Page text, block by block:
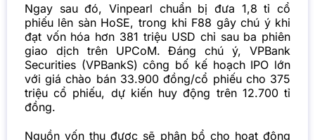
Ngay sau đó, Vinpearl chuẩn bị đưa 1,8 tỉ cổ
phiếu lên sàn HoSE, trong khi F88 gây chú ý khi
đạt vốn hóa hơn 381 triệu USD chỉ sau ba phiên
giao dịch trên UPCoM. Đáng chú ý, VPBank
Securities (VPBankS) công bố kế hoạch IPO lớn
với giá chào bán 33.900 đồng/cổ phiếu cho 375
triệu cổ phiếu, dự kiến huy động trên 12.700 tỉ
đồng.
Nguồn vốn thu được sẽ phân bổ cho hoạt động